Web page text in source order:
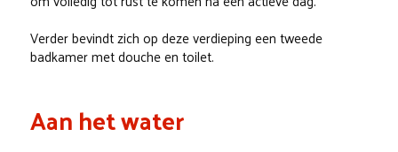
Verder bevindt zich op deze verdieping een tweede
badkamer met douche en toilet.
Aan het water